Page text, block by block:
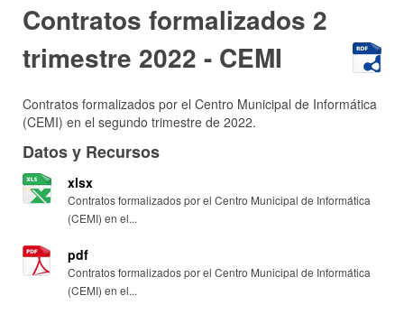
Contratos formalizados 2
trimestre 2022 - CEMI
Contratos formalizados por el Centro Municipal de Informática
(CEMI) en el segundo trimestre de 2022.
Datos y Recursos
xlsx
Contratos formalizados por el Centro Municipal de Informática
(CEMI) en el...
pdf
Contratos formalizados por el Centro Municipal de Informática
(CEMI) en el...